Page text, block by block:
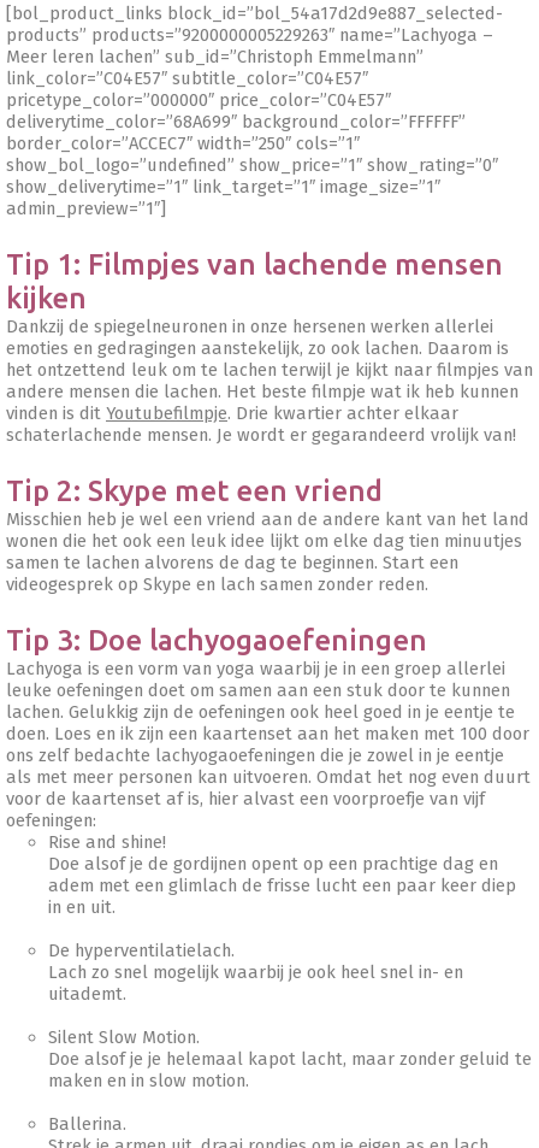
[bol_product_links block_id=”bol_54a17d2d9e887_selected-
products” products=”9200000005229263″ name=”Lachyoga –
Meer leren lachen” sub_id=”Christoph Emmelmann”
link_color=”C04E57″ subtitle_color=”C04E57″
pricetype_color=”000000″ price_color=”C04E57″
deliverytime_color=”68A699″ background_color=”FFFFFF”
border_color=”ACCEC7″ width=”250″ cols=”1″
show_bol_logo=”undefined” show_price=”1″ show_rating=”0″
show_deliverytime=”1″ link_target=”1″ image_size=”1″
admin_preview=”1″]
Tip 1: Filmpjes van lachende mensen
kijken
Dankzij de spiegelneuronen in onze hersenen werken allerlei
emoties en gedragingen aanstekelijk, zo ook lachen. Daarom is
het ontzettend leuk om te lachen terwijl je kijkt naar filmpjes van
andere mensen die lachen. Het beste filmpje wat ik heb kunnen
vinden is dit Youtubefilmpje. Drie kwartier achter elkaar
schaterlachende mensen. Je wordt er gegarandeerd vrolijk van!
Tip 2: Skype met een vriend
Misschien heb je wel een vriend aan de andere kant van het land
wonen die het ook een leuk idee lijkt om elke dag tien minuutjes
samen te lachen alvorens de dag te beginnen. Start een
videogesprek op Skype en lach samen zonder reden.
Tip 3: Doe lachyogaoefeningen
Lachyoga is een vorm van yoga waarbij je in een groep allerlei
leuke oefeningen doet om samen aan een stuk door te kunnen
lachen. Gelukkig zijn de oefeningen ook heel goed in je eentje te
doen. Loes en ik zijn een kaartenset aan het maken met 100 door
ons zelf bedachte lachyogaoefeningen die je zowel in je eentje
als met meer personen kan uitvoeren. Omdat het nog even duurt
voor de kaartenset af is, hier alvast een voorproefje van vijf
oefeningen:
Rise and shine!
Doe alsof je de gordijnen opent op een prachtige dag en
adem met een glimlach de frisse lucht een paar keer diep
in en uit.
De hyperventilatielach.
Lach zo snel mogelijk waarbij je ook heel snel in- en
uitademt.
Silent Slow Motion.
Doe alsof je je helemaal kapot lacht, maar zonder geluid te
maken en in slow motion.
Ballerina.